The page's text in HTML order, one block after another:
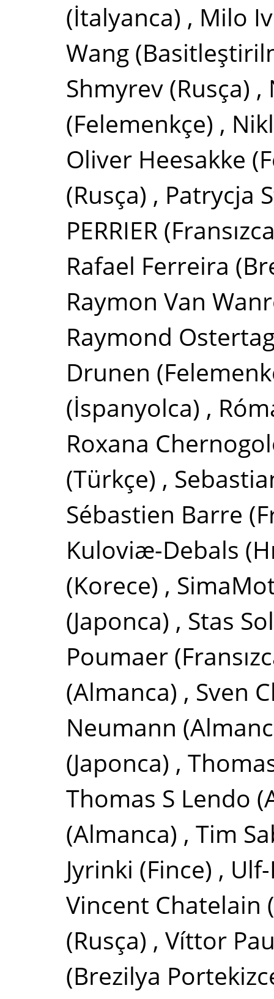
(İtalyanca) , Milo
Wang
Shmyrev (Rusça) ,
(Felemenkçe) ,
Oliver Heesakke
(Rusça) , Patrycja
PERRIER
Rafael Ferreira
Raymon Van
Raymond
Drunen
(İspanyolca) ,
Roxana
(Türkçe) ,
Sébastien Barre
Kuloviæ-Debals
(Korece) ,
(Japonca) , Stas
Poumaer
(Almanca) , Sven
Neumann
(Japonca) ,
Thomas S Lendo
(Almanca) , Tim
Jyrinki (Fince) ,
Vincent Chatelain
(Rusça) , Víttor
(Brezilya